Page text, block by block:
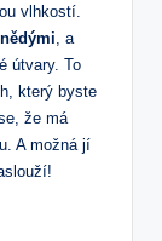
vlhkostí.
, a
útvary. To
který byste
že má
A možná jí